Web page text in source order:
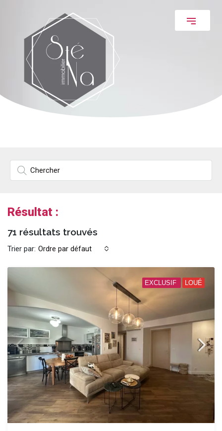
Résultat :
71 résultats trouvés
Trier par: Ordre par défaut
EXCLUSIF LOUÉ